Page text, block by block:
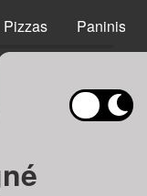
Pizzas Paninis